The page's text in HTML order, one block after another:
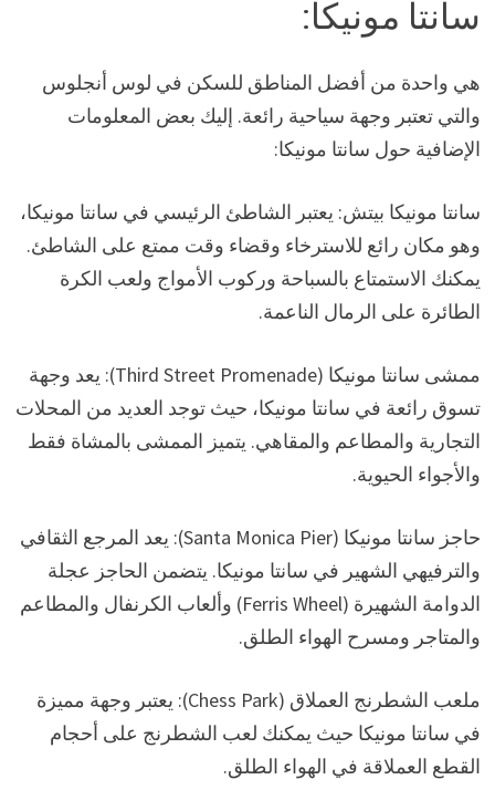
سانتا مونيكا:
هي واحدة من أفضل المناطق للسكن في لوس أنجلوس
والتي تعتبر وجهة سياحية رائعة. إليك بعض المعلومات
الإضافية حول سانتا مونيكا:
سانتا مونيكا بيتش: يعتبر الشاطئ الرئيسي في سانتا مونيكا،
وهو مكان رائع للاسترخاء وقضاء وقت ممتع على الشاطئ.
يمكنك الاستمتاع بالسباحة وركوب الأمواج ولعب الكرة
الطائرة على الرمال الناعمة.
ممشى سانتا مونيكا (Third Street Promenade): يعد وجهة
تسوق رائعة في سانتا مونيكا، حيث توجد العديد من المحلات
التجارية والمطاعم والمقاهي. يتميز الممشى بالمشاة فقط
والأجواء الحيوية.
حاجز سانتا مونيكا (Santa Monica Pier): يعد المرجع الثقافي
والترفيهي الشهير في سانتا مونيكا. يتضمن الحاجز عجلة
الدوامة الشهيرة (Ferris Wheel) وألعاب الكرنفال والمطاعم
والمتاجر ومسرح الهواء الطلق.
ملعب الشطرنج العملاق (Chess Park): يعتبر وجهة مميزة
في سانتا مونيكا حيث يمكنك لعب الشطرنج على أحجام
القطع العملاقة في الهواء الطلق.